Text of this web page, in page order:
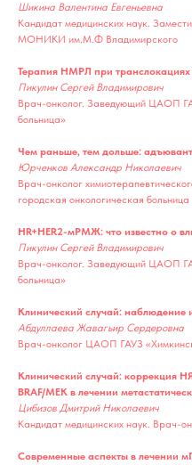
Шикина Валентина Евгеньевна
Кандидат медицинских наук.
МОНИКИ им.М.Ф Владимирского
Терапия НМРЛ при транслокациях
Пикулин Сергей Владимирович
Врач-онколог. Заведующий ЦАОП
больница»
Чем раньше, тем дольше:
Юрченков Александр Николаевич
Врач-онколог
городская онкологическая
HR+HER2-мРМЖ: что известно о
Пикулин Сергей Владимирович
Врач-онколог. Заведующий ЦАОП
больница»
Клинический случай:
Абдуллаева Жавагьир Сердеровна
Врач-онколог ЦАОП ГАУЗ
Клинический случай: коррекция
BRAF/MEK в лечении
Цибизов Дмитрий Николаевич
Кандидат медицинских наук.
Современные аспекты в лечении